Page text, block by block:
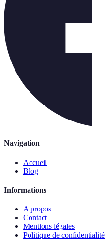
Navigation
Accueil
Blog
Informations
A propos
Contact
Mentions légales
Politique de confidentialité